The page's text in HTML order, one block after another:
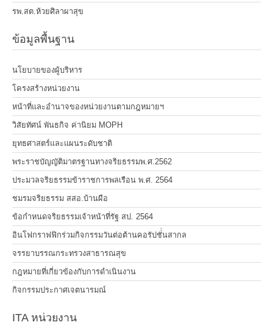
รพ.สต.ห้วยศิลาผาสุข
ข้อมูลพื้นฐาน
นโยบายของผู้บริหาร
โครงสร้างหน่วยงาน
หน้าที่และอำนาจของหน่วยงานตามกฎหมายฯ
วิสัยทัศน์ พันธกิจ ค่านิยม MOPH
ยุทธศาสตร์และแผนระดับชาติ
พระราชบัญญัติมาตรฐานทางจริยธรรมพ.ศ.2562
ประมวลจริยธรรมข้าราชการพลเรือน พ.ศ. 2564
ชมรมจริยธรรม สสอ.บ้านผือ
ข้อกำหนดจริยธรรมเจ้าหน้าที่รัฐ สป. 2564
อินโฟกราฟฟิกร่วมกิจกรรมวันต่อต้านคอรัปชั่่นสากล
จรรยาบรรณกระทรวงสาธารณสุข
กฎหมายที่เกี่ยวข้องกับการดำเนินงาน
กิจกรรมประกาศเจตนารมณ์
ITA หน่วยงาน